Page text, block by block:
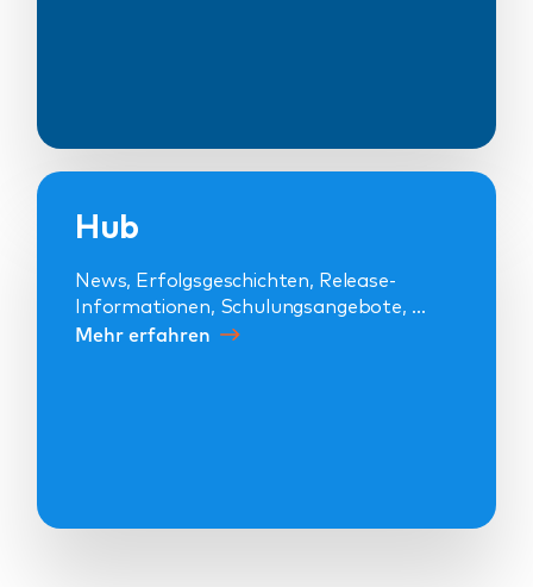
Hub
News, Erfolgsgeschichten, Release-
Informationen, Schulungsangebote, …
Mehr erfahren